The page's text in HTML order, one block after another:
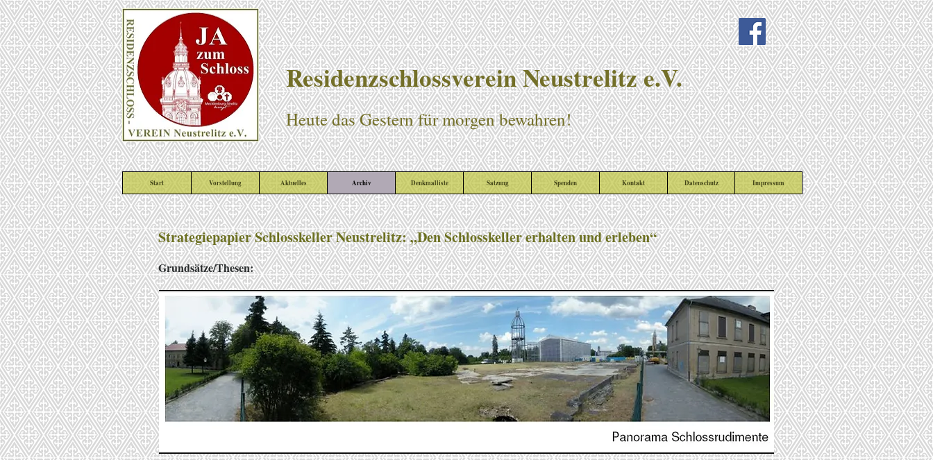
Residenzschlossverein Neustrelitz e.V.
Heute das Gestern für morgen bewahren!
Start Vorstellung Aktuelles Archiv Denkmalliste Satzung Spenden Kontakt Datenschutz Impressum
Strategiepapier Schlosskeller Neustrelitz: „Den Schlosskeller erhalten und erleben“
Grundsätze/Thesen: